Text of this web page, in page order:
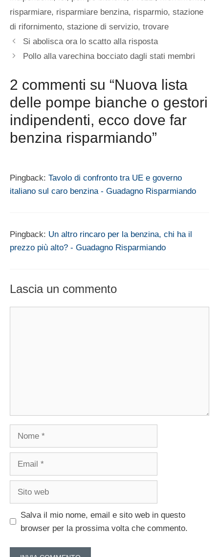
risparmiare, risparmiare benzina, risparmio, stazione
di rifornimento, stazione di servizio, trovare
Si abolisca ora lo scatto alla risposta
Pollo alla varechina bocciato dagli stati membri
2 commenti su “Nuova lista
delle pompe bianche o gestori
indipendenti, ecco dove far
benzina risparmiando”
Pingback: Tavolo di confronto tra UE e governo
italiano sul caro benzina - Guadagno Risparmiando
Pingback: Un altro rincaro per la benzina, chi ha il
prezzo più alto? - Guadagno Risparmiando
Lascia un commento
Salva il mio nome, email e sito web in questo
browser per la prossima volta che commento.